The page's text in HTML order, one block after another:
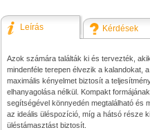
Leírás Kérdések
Azok számára találták ki és tervezték,
mindenféle terepen élvezik a kalandokat,
maximális kényelmet biztosít a
elhanyagolása nélkül. Kompakt formájának
segítségével könnyedén megtalálható és
az ideális üléspozíció, míg a hátsó része
üléstámasztást biztosít.